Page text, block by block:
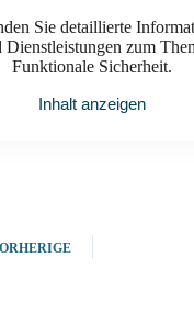
Sie detaillierte
Dienstleistungen zum
Funktionale Sicherheit.
Inhalt anzeigen